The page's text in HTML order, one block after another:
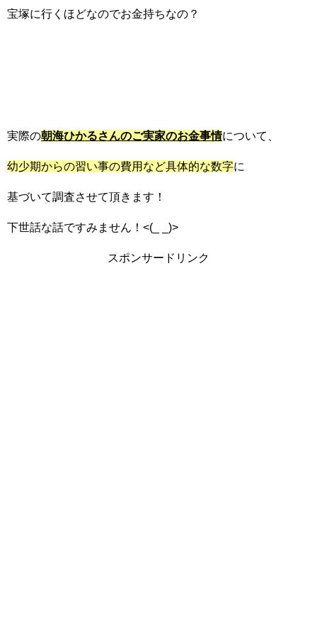
宝塚に行くほどなのでお金持ちなの？
実際の朝海ひかるさんのご実家のお金事情について、
幼少期からの習い事の費用など具体的な数字に
基づいて調査させて頂きます！
下世話な話ですみません！<(_ _)>
スポンサードリンク